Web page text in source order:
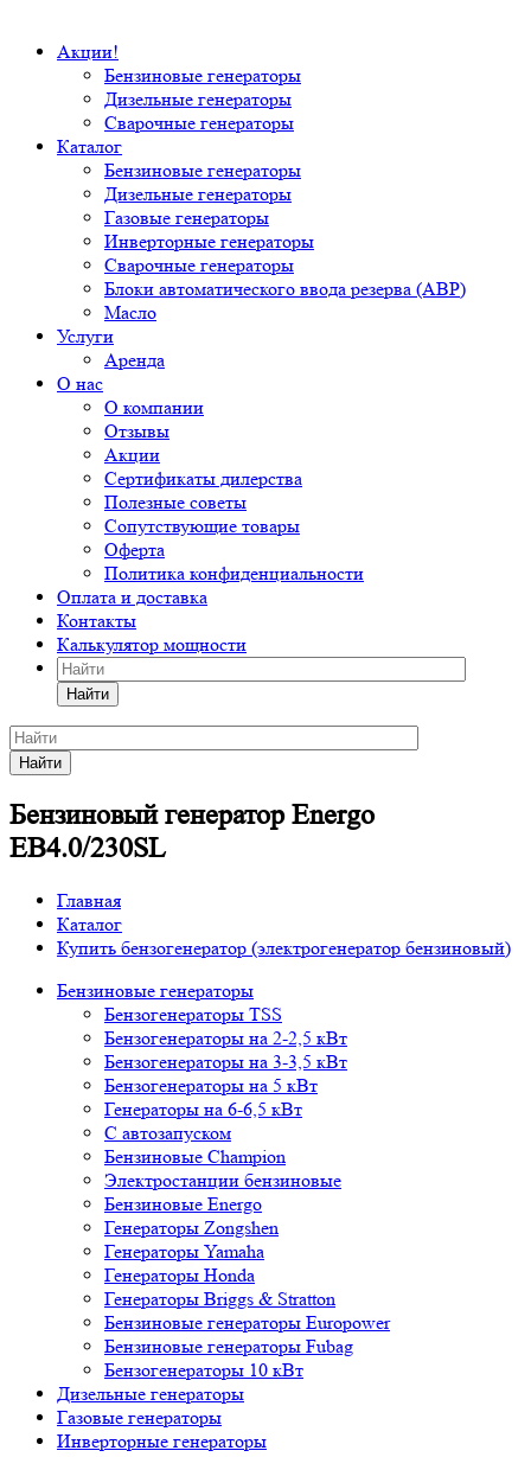
Акции!
Бензиновые генераторы
Дизельные генераторы
Сварочные генераторы
Каталог
Бензиновые генераторы
Дизельные генераторы
Газовые генераторы
Инверторные генераторы
Сварочные генераторы
Блоки автоматического ввода резерва (АВР)
Масло
Услуги
Аренда
О нас
О компании
Отзывы
Акции
Сертификаты дилерства
Полезные советы
Сопутствующие товары
Оферта
Политика конфиденциальности
Оплата и доставка
Контакты
Калькулятор мощности
Найти
Найти
Бензиновый генератор Energo
EB4.0/230SL
Главная
Каталог
Купить бензогенератор (электрогенератор бензиновый)
Бензиновые генераторы
Бензогенераторы TSS
Бензогенераторы на 2-2,5 кВт
Бензогенераторы на 3-3,5 кВт
Бензогенераторы на 5 кВт
Генераторы на 6-6,5 кВт
С автозапуском
Бензиновые Champion
Электростанции бензиновые
Бензиновые Energo
Генераторы Zongshen
Генераторы Yamaha
Генераторы Honda
Генераторы Briggs & Stratton
Бензиновые генераторы Europower
Бензиновые генераторы Fubag
Бензогенераторы 10 кВт
Дизельные генераторы
Газовые генераторы
Инверторные генераторы